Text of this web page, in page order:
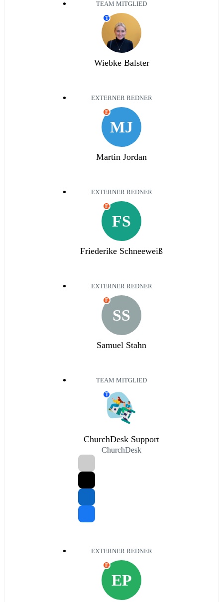
TEAM MITGLIED
T
Wiebke Balster
EXTERNER REDNER
MJ
E
Martin Jordan
EXTERNER REDNER
FS
E
Friederike Schneeweiß
EXTERNER REDNER
SS
E
Samuel Stahn
TEAM MITGLIED
T
ChurchDesk Support
ChurchDesk
EXTERNER REDNER
EP
E